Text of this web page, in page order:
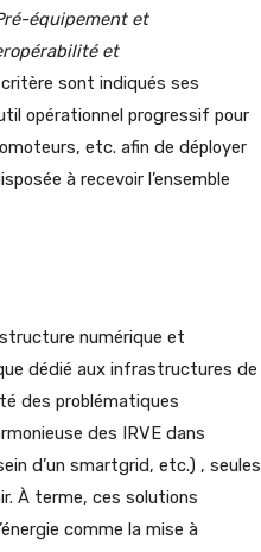
équipement et
et
sont indiqués ses
opérationnel progressif pour
etc. afin de déployer
à recevoir l’ensemble
numérique et
dédié aux infrastructures de
des problématiques
des IRVE dans
d’un smartgrid, etc.) , seules
À terme, ces solutions
comme la mise à